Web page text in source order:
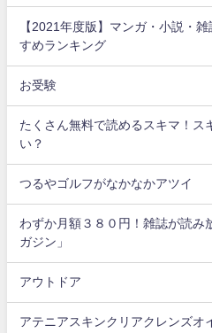
【2021年度版】マンガ・小説・
すめランキング
お受験
たくさん無料で読めるスキマ！ス
い？
つるやゴルフがなかなかアツイ
わずか月額３８０円！雑誌が読み
ガジン」
アウトドア
アテニアスキンクリアクレンズオ